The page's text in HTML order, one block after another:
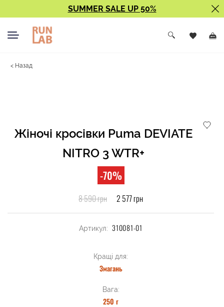
SUMMER SALE UP 50%
< Назад
Жіночі кросівки Puma DEVIATE
NITRO 3 WTR+
-70%
8 590 грн 2 577 грн
Артикул: 310081-01
Кращі для:
Змагань
Вага:
250 г